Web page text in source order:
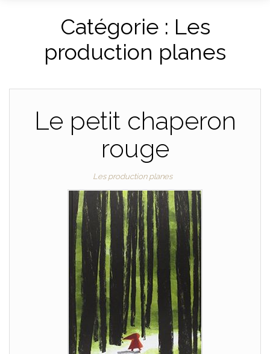
Catégorie : Les
production planes
Le petit chaperon
rouge
Les production planes